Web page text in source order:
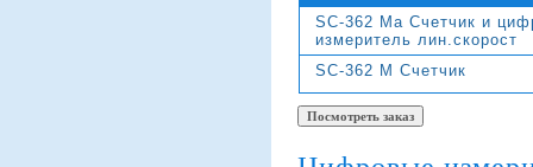
SС-362 Ma Счетчик и
измеритель лин.скорост
SС-362 M Счетчик